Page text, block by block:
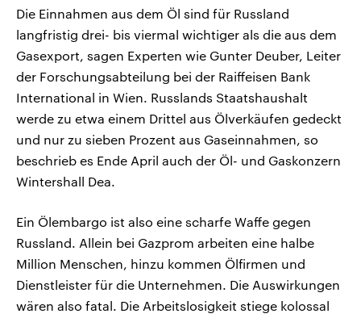
Die Einnahmen aus dem Öl sind für Russland
langfristig drei- bis viermal wichtiger als die aus dem
Gasexport, sagen Experten wie Gunter Deuber, Leiter
der Forschungsabteilung bei der Raiffeisen Bank
International in Wien. Russlands Staatshaushalt
werde zu etwa einem Drittel aus Ölverkäufen gedeckt
und nur zu sieben Prozent aus Gaseinnahmen, so
beschrieb es Ende April auch der Öl- und Gaskonzern
Wintershall Dea.
Ein Ölembargo ist also eine scharfe Waffe gegen
Russland. Allein bei Gazprom arbeiten eine halbe
Million Menschen, hinzu kommen Ölfirmen und
Dienstleister für die Unternehmen. Die Auswirkungen
wären also fatal. Die Arbeitslosigkeit stiege kolossal